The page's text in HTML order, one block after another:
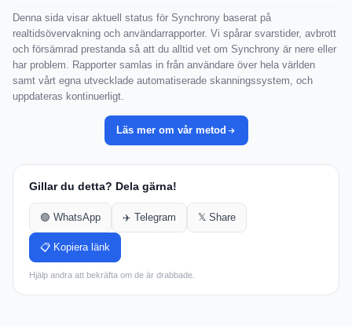
Denna sida visar aktuell status för Synchrony baserat på
realtidsövervakning och användarrapporter. Vi spårar svarstider, avbrott
och försämrad prestanda så att du alltid vet om Synchrony är nere eller
har problem. Rapporter samlas in från användare över hela världen
samt vårt egna utvecklade automatiserade skanningssystem, och
uppdateras kontinuerligt.
Läs mer om vår metod
Gillar du detta? Dela gärna!
🟢 WhatsApp ✈️ Telegram 𝕏 Share
📋 Kopiera länk
Hjälp andra att bekräfta om de är drabbade.